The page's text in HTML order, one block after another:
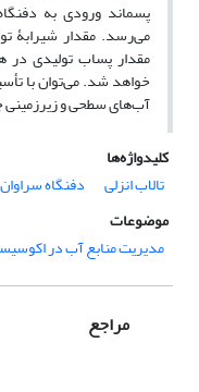
پسماند ورودی به دفنگاه تا سال 2050
خواهد شد. می‌توان با
آب‌های سطحی و زیرزمینی
کلیدواژه‌ها
تالاب انزلی
دفنگاه سراوان
موضوعات
مدیریت منابع آب در
مراجع